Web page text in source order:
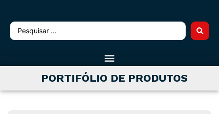
PORTIFÓLIO DE PRODUTOS